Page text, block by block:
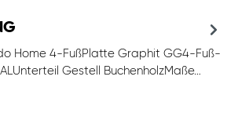
Home 4-FußPlatte Graphit GG4-Fuß-
Gestell BuchenholzMaße…